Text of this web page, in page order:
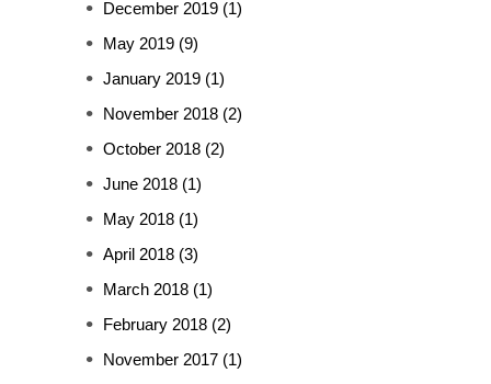
December 2019 (1)
May 2019 (9)
January 2019 (1)
November 2018 (2)
October 2018 (2)
June 2018 (1)
May 2018 (1)
April 2018 (3)
March 2018 (1)
February 2018 (2)
November 2017 (1)